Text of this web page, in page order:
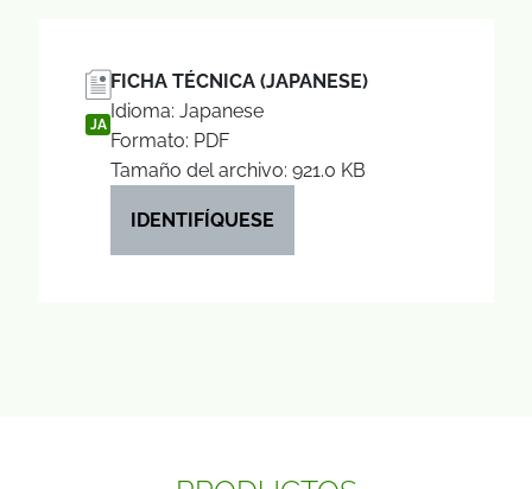
JA
FICHA TÉCNICA (JAPANESE)
Idioma: Japanese
Formato: PDF
Tamaño del archivo: 921.0 KB
IDENTIFÍQUESE